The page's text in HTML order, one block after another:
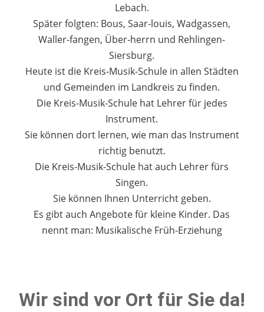
Lebach.
Später folgten: Bous, Saar-louis, Wadgassen,
Waller-fangen, Über-herrn und Rehlingen-
Siersburg.
Heute ist die Kreis-Musik-Schule in allen Städten
und Gemeinden im Landkreis zu finden.
Die Kreis-Musik-Schule hat Lehrer für jedes
Instrument.
Sie können dort lernen, wie man das Instrument
richtig benutzt.
Die Kreis-Musik-Schule hat auch Lehrer fürs
Singen.
Sie können Ihnen Unterricht geben.
Es gibt auch Angebote für kleine Kinder. Das
nennt man: Musikalische Früh-Erziehung
Wir sind vor Ort für Sie da!